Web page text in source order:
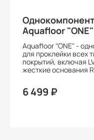
Aquafloor "ONE"
Aquafloor "ONE" -
для проклейки всех
покрытий, включая
жесткие основания
6 499 ₽